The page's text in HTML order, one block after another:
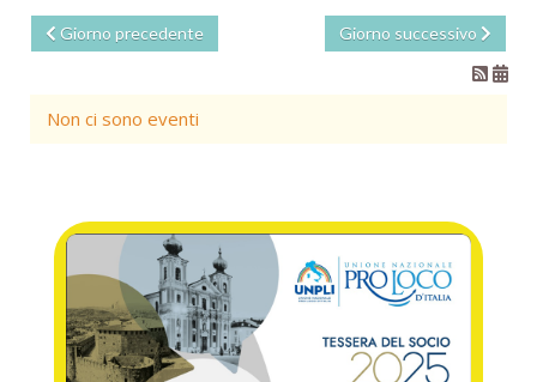
Giorno precedente Giorno successivo
Non ci sono eventi